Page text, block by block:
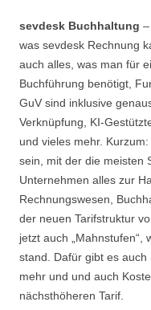
sevdesk Buchhaltung
was sevdesk Rechnung
auch alles, was man für
Buchführung benötigt,
GuV sind inklusive
Verknüpfung, KI-
und vieles mehr.
sein, mit der die meisten
Unternehmen alles zur
Rechnungswesen,
der neuen Tarifstruktur
jetzt auch „Mahnstufen“,
stand. Dafür gibt es auch
mehr und und auch
nächsthöheren Tarif.